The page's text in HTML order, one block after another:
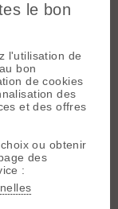
ski black crows
si pas trop
arriere :
le bon
l'utilisation de
bon
de cookies
des
et des offres
ou obtenir
des
: